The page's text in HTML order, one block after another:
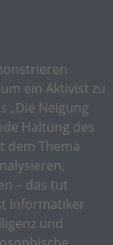
ein Aktivist zu
„Die Neigung
Haltung des
dem Thema
– das tut
Informatiker
und